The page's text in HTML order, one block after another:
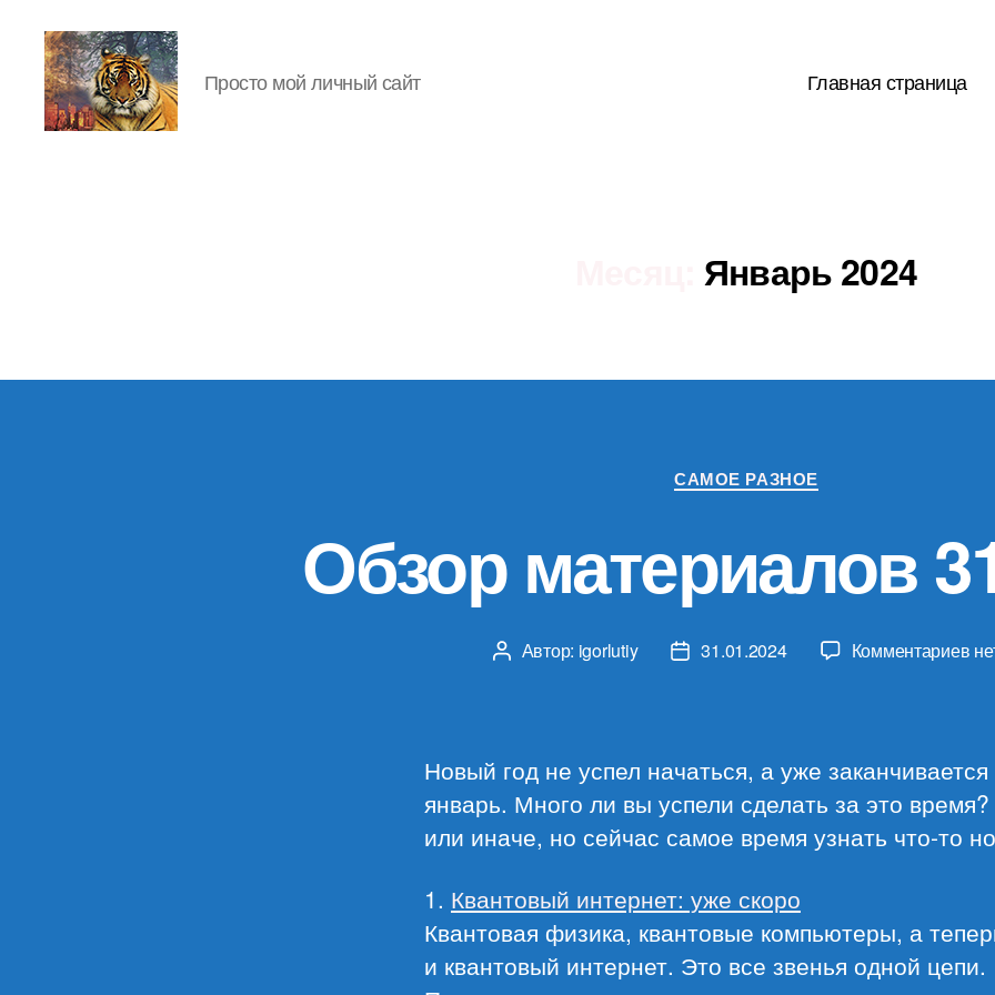
Просто мой личный сайт Главная страница
Январь 2024
Рубрики
САМОЕ РАЗНОЕ
Обзор материалов
Автор
Автор: igorlutiy
Дата31.01.2024 Комментариевк
Новый год не успел начаться, а уже заканчивается
январь. Много ли вы успели сделать за это время?
или иначе, но сейчас самое время узнать что-то
1. Квантовый интернет: уже скоро
Квантовая физика, квантовые компьютеры, а
и квантовый интернет. Это все звенья одной цепи.